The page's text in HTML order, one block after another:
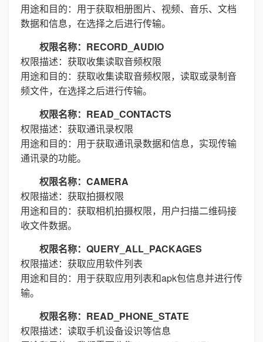
用途和目的：用于获取相册图片、视频、音乐、文档
数据和信息，在选择之后进行传输。
权限名称：RECORD_AUDIO
权限描述：获取收集读取音频权限
用途和目的：获取收集读取音频权限，读取或录制音
频文件，在选择之后进行传输。
权限名称：READ_CONTACTS
权限描述：获取通讯录权限
用途和目的：用于获取通讯录数据和信息，实现传输
通讯录的功能。
权限名称：CAMERA
权限描述：获取拍摄权限
用途和目的：获取相机拍摄权限，用户扫描二维码接
收文件数据。
权限名称：QUERY_ALL_PACKAGES
权限描述：获取应用软件列表
用途和目的：用于获取应用列表和apk包信息并进行传
输。
权限名称：READ_PHONE_STATE
权限描述：读取手机设备设识等信息